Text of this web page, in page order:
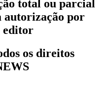
total ou parcial
autorização por
editor
os direitos